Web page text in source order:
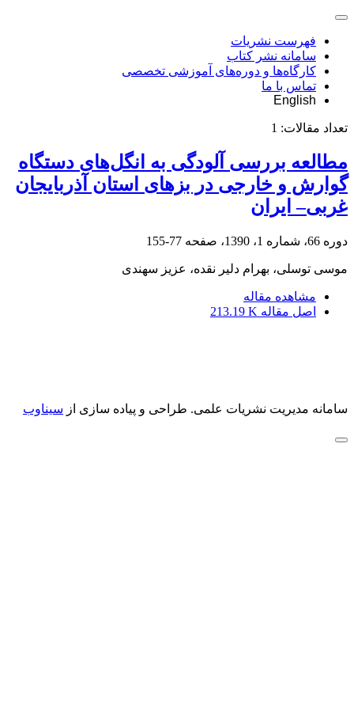
فهرست نشریات
سامانه نشر کتاب
کارگاه‌ها و دوره‌های آموزشی تخصصی
تماس با ما
English
تعداد مقالات: 1
مطالعه بررسی آلودگی به انگل‌های دستگاه
گوارش و خارجی در بزهای استان آذربایجان
غربی– ایران
دوره 66، شماره 1، 1390، صفحه 77-155
موسی توسلی، بهرام دلیر نقده، عزیز سهندی
مشاهده مقاله
اصل مقاله 213.19 K
سامانه مدیریت نشریات علمی. طراحی و پیاده سازی از سیناوب